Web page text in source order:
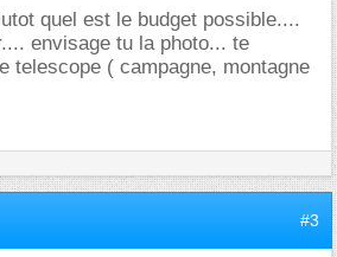
quel est le budget possible....
envisage tu la photo... te
telescope ( campagne, montagne
#3